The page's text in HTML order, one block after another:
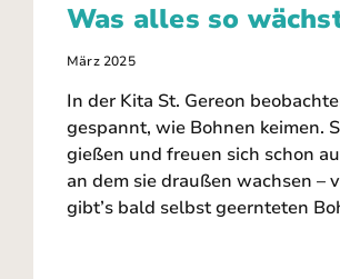
Was alles so
März 2025
In der Kita St. Gereon
gespannt, wie Bohnen keimen.
gießen und freuen sich schon
an dem sie draußen wachsen –
gibt’s bald selbst geernteten